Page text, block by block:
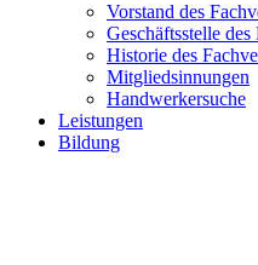
Vorstand des
Geschäftsstelle
Historie des
Mitgliedsinnungen
Handwerkersuche
Leistungen
Bildung